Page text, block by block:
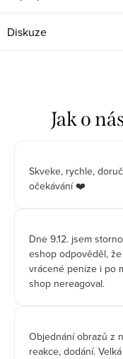
Diskuze
Skveke, rychle,
očekávání ❤️
Dne 9.12. jsem
eshop odpověděl,
vrácené peníze i po
shop nereagoval.
Objednání obrazů z
reakce, dodání.